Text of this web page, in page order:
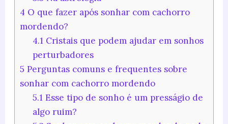
4 O que fazer após sonhar com cachorro
mordendo?
4.1 Cristais que podem ajudar em sonhos
perturbadores
5 Perguntas comuns e frequentes sobre
sonhar com cachorro mordendo
5.1 Esse tipo de sonho é um presságio de
algo ruim?